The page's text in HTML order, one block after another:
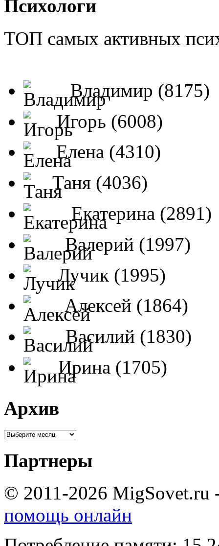
Психологи
ТОП самых активных
Владимир (8175)
Игорь (6008)
Елена (4310)
Таня (4036)
Екатерина (2891)
Валерий (1997)
Лучик (1995)
Алексей (1864)
Василий (1830)
Ирина (1705)
Архив
Партнеры
© 2011-2026 MigSovet.ru
помощь онлайн